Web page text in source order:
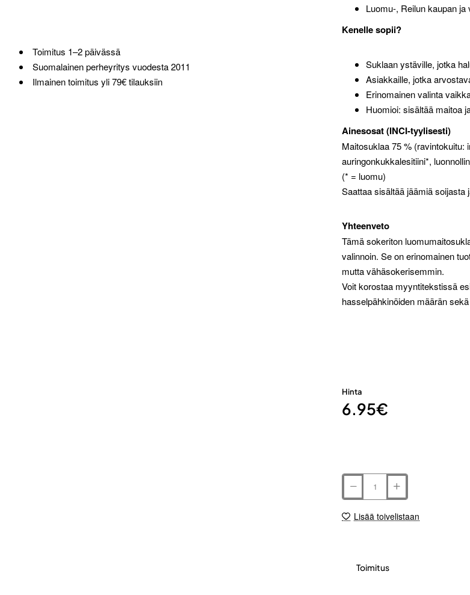
Toimitus 1–2 päivässä
Suomalainen perheyritys vuodesta 2011
Ilmainen toimitus yli 79€ tilauksiin
Luomu-, Reilun kaupan
Kenelle sopii?
Suklaan ystäville, jotka
Asiakkaille, jotka
Erinomainen valinta
Huomioi: sisältää maitoa
Ainesosat (INCI-tyylisesti)
Maitosuklaa 75 % (ravintokuitu:
auringonkukkalesitiini*,
(* = luomu)
Saattaa sisältää jäämiä soijasta
Yhteenveto
Tämä sokeriton
valinnoin. Se on erinomainen
mutta vähäsokerisemmin.
Voit korostaa myyntitekstissä
hasselpähkinöiden määrän
Hinta
6.95€
Lisää toivelistaan
Toimitus